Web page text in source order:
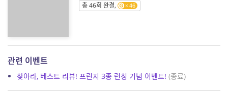
총 46회 완결,
46
관련 이벤트
찾아라, 베스트 리뷰! 프린지 3종 런칭 기념 이벤트!(종료)